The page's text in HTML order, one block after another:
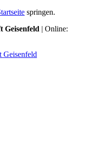
springen.
Geisenfeld | Online: